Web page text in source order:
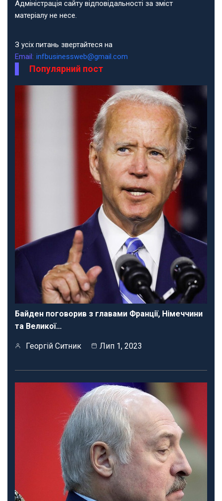
Адміністрація сайту відповідальності за зміст
матеріалу не несе.
З усіх питань звертайтеся на
Email: infbusinessweb@gmail.com
Популярний пост
Байден поговорив з главами Франції, Німеччини
та Великої…
Георгій Ситник Лип 1, 2023